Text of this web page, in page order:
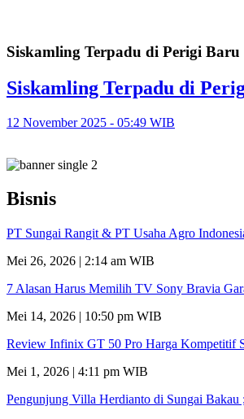
Siskamling Terpadu di Perigi Baru
Siskamling Terpadu di
12 November 2025 - 05:49 WIB
Bisnis
PT Sungai Rangit & PT Usaha Agro
Mei 26, 2026 | 2:14 am WIB
7 Alasan Harus Memilih TV Sony Bravia
Mei 14, 2026 | 10:50 pm WIB
Review Infinix GT 50 Pro Harga Kompetitif
Mei 1, 2026 | 4:11 pm WIB
Pengunjung Villa Herdianto di Sungai